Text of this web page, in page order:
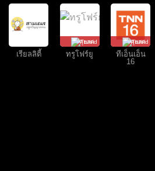
เรียลลิตี้
คุยสด
ทรูโฟร์ยู
คุยสด
ทีเอ็นเอ็น
16